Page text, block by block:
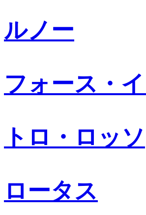
ルノー
フォース・
トロ・ロッソ
ロータス